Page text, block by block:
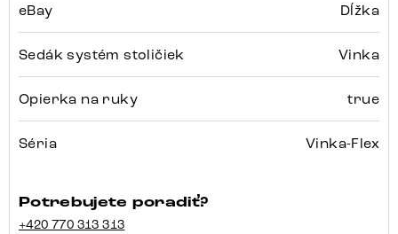
eBay Dĺžka
Sedák systém stoličiek Vinka
Opierka na ruky true
Séria Vinka-Flex
Potrebujete poradiť?
+420 770 313 313